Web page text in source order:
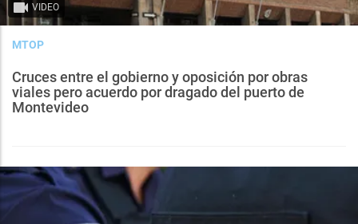
VIDEO
MTOP
Cruces entre el gobierno y oposición por obras
viales pero acuerdo por dragado del puerto de
Montevideo